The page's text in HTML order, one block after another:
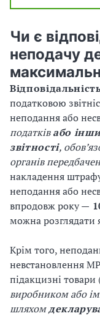
Чи є
неподачу
податковою
неподання або
податківабо
звітності,
органів
накладення
неподання або
впродовж року —
можна розглядати
Крім того,
невстановлення
підакцизні
виробником або
шляхом